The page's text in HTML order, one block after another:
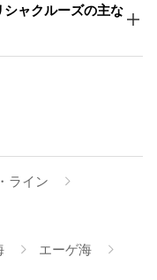
ャクルーズの主な
ライン
エーゲ海